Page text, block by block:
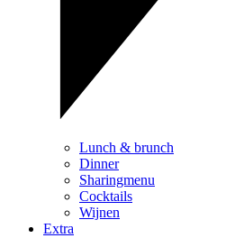
Lunch & brunch
Dinner
Sharingmenu
Cocktails
Wijnen
Extra